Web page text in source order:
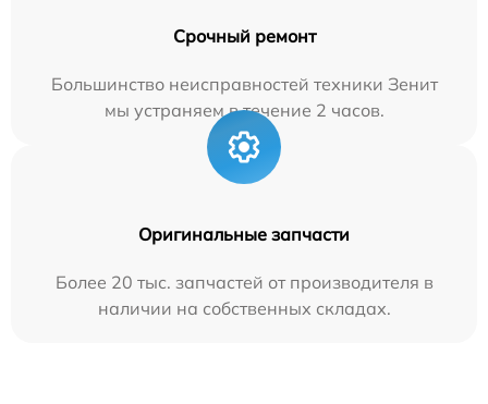
Срочный ремонт
Большинство неисправностей техники Зенит
мы устраняем в течение 2 часов.
Оригинальные запчасти
Более 20 тыс. запчастей от производителя в
наличии на собственных складах.